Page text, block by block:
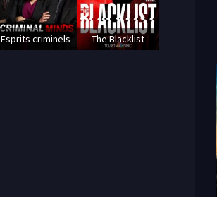
Esprits criminels The Blacklist